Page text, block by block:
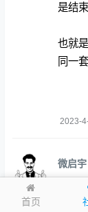
首页
是结
也就
同一
2023-
微启宇
给你
可以